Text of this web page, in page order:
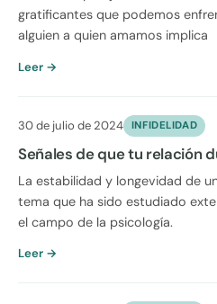
gratificantes que podemos
alguien a quien amamos implica
Leer →
30 de julio de 2024 INFIDELIDAD
Señales de que tu relación
La estabilidad y longevidad de
tema que ha sido estudiado
el campo de la psicología.
Leer →